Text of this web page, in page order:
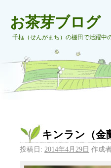
お茶芽ブログ
千框（せんがまち）の棚田で活躍中
キンラン（金
投稿日: 2014年4月29日 作成